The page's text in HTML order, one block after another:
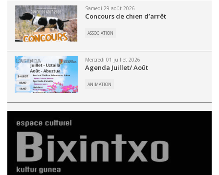
Samedi 29 août 2026
Concours de chien d’arrêt
ASSOCIATION
Mercredi 01 juillet 2026
Agenda Juillet/ Août
ANIMATION